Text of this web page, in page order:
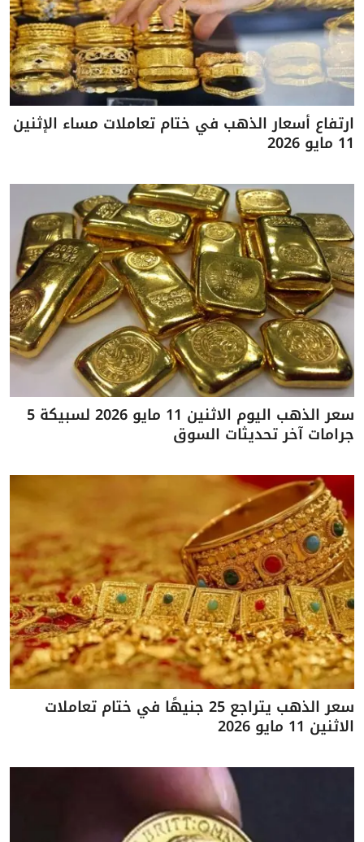
ارتفاع أسعار الذهب في ختام تعاملات مساء الإثنين
11 مايو 2026
سعر الذهب اليوم الاثنين 11 مايو 2026 لسبيكة 5
جرامات آخر تحديثات السوق
سعر الذهب يتراجع 25 جنيهًا في ختام تعاملات
الاثنين 11 مايو 2026